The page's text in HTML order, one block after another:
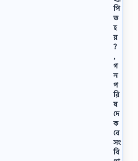
পি
ত
হ
য়
?
,
গ
ন
প
রি
ষ
দে
ক
বে
সং
বি